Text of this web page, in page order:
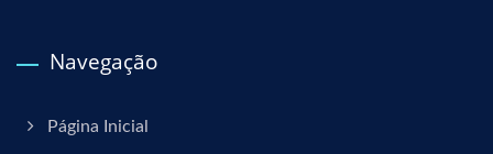
Navegação
Página Inicial